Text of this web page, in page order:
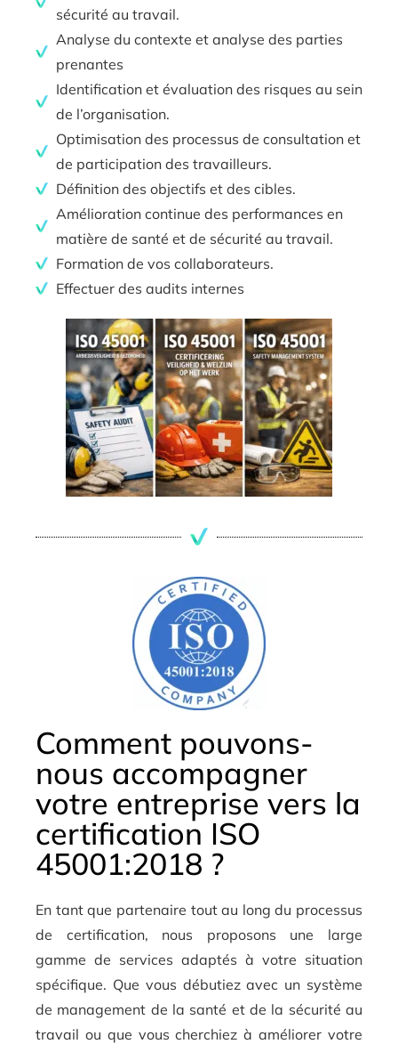
sécurité au travail.
Analyse du contexte et analyse des parties
prenantes
Identification et évaluation des risques au sein
de l’organisation.
Optimisation des processus de consultation et
de participation des travailleurs.
Définition des objectifs et des cibles.
Amélioration continue des performances en
matière de santé et de sécurité au travail.
Formation de vos collaborateurs.
Effectuer des audits internes
Comment pouvons-
nous accompagner
votre entreprise vers la
certification ISO
45001:2018 ?
En tant que partenaire tout au long du processus
de certification, nous proposons une large
gamme de services adaptés à votre situation
spécifique. Que vous débutiez avec un système
de management de la santé et de la sécurité au
travail ou que vous cherchiez à améliorer votre